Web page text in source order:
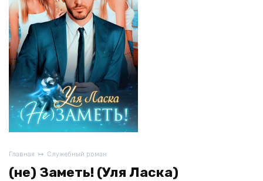
Главная Служебный роман
(не) Заметь! (Уля Ласка)